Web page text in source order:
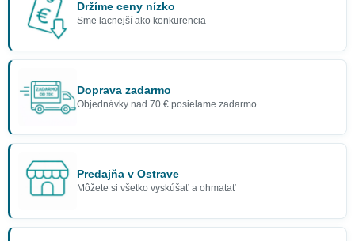
Držíme ceny nízko
Sme lacnejší ako konkurencia
Doprava zadarmo
Objednávky nad 70 € posielame zadarmo
Predajňa v Ostrave
Môžete si všetko vyskúšať a ohmatať